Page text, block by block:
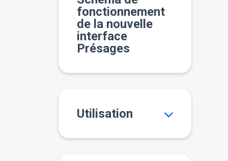
fonctionnement
de la nouvelle
interface
Présages
Utilisation